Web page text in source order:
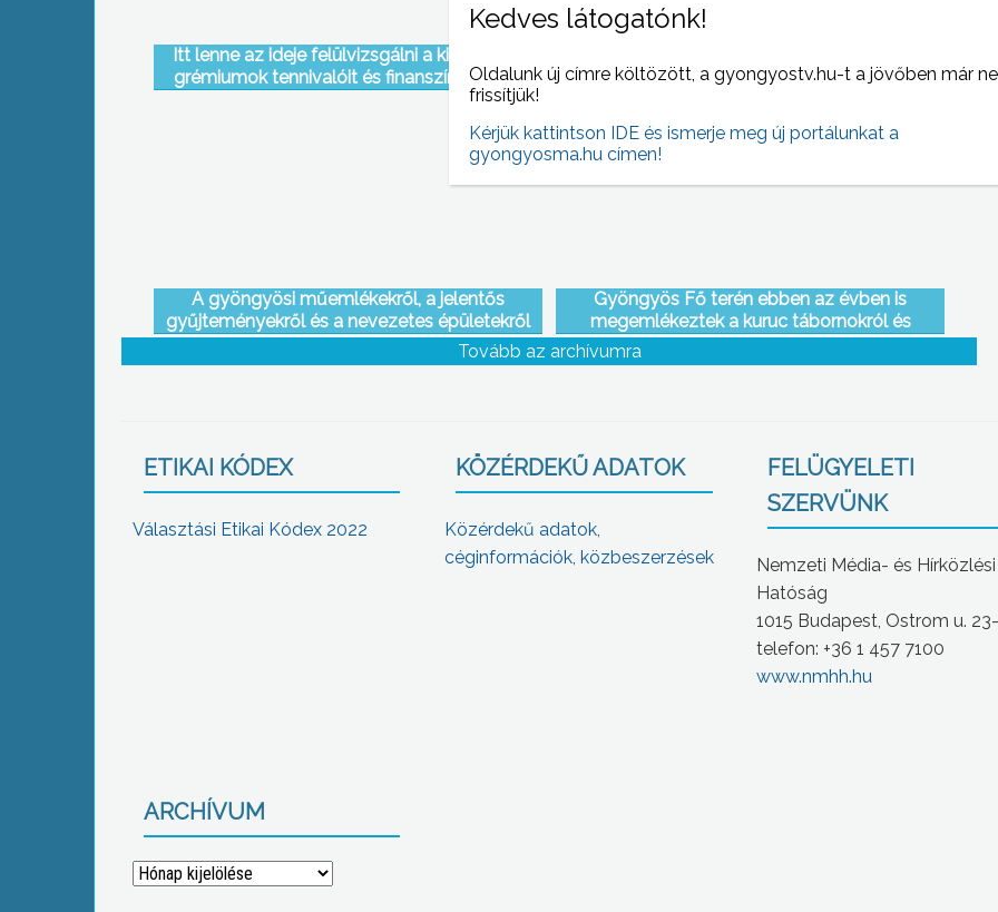
Itt lenne az ideje felülvizsgálni a kisebbségi
grémiumok tennivalóit és finanszírozását –
mondja az ötödik ciklusát kezdő cigány
létrehozásáról és hatékony működtetéséről
Gyöngyösön
A gyöngyösi műemlékekről, a jelentős
gyűjteményekről és a nevezetes épületekről
megszerzett tudásukról adtak számot a 18.
gyöngyösi helytörténeti vetélkedő résztvevői
Gyöngyös Fő terén ebben az évben is
megemlékeztek a kuruc tábornokról és
alispánról, Almásy Jánosról
Tovább az archívumra
ETIKAI KÓDEX
Választási Etikai Kódex 2022
KÖZÉRDEKŰ ADATOK
Közérdekű adatok,
céginformációk, közbeszerzések
FELÜGYELETI
SZERVÜNK
Nemzeti Média- és Hírközlési
Hatóság
1015 Budapest, Ostrom u.
telefon: +36 1 457 7100
www.nmhh.hu
ARCHÍVUM
Archívum
Kedves látogatónk!
Oldalunk új címre költözött, a gyongyostv.hu-t a jövőben már
frissítjük!
Kérjük kattintson IDE és ismerje meg új portálunkat a
gyongyosma.hu címen!